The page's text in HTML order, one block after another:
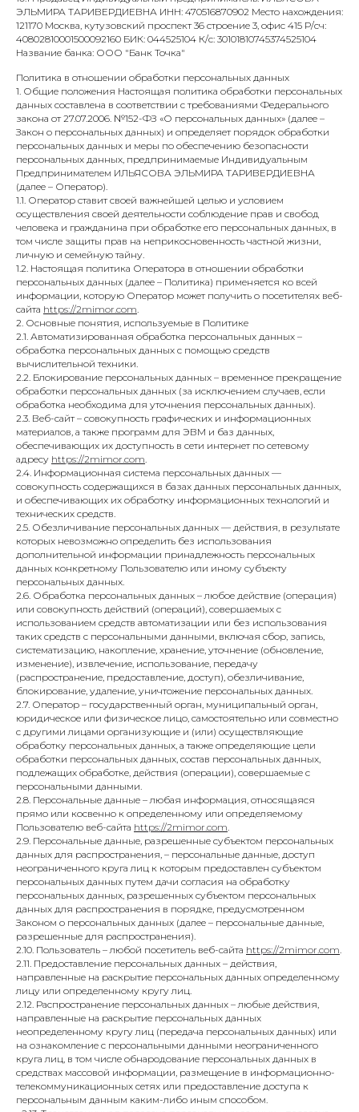
ЭЛЬМИРА ТАРИВЕРДИЕВНА ИНН: 470516870902 Место нахождения:
121170 Москва, кутузовский проспект 36 строение 3, офис 415 Р/сч:
40802810001500092160 БИК: 044525104 К/с: 30101810745374525104
Название банка: ООО "Банк Точка"
Политика в отношении обработки персональных данных
1. Общие положения Настоящая политика обработки персональных
данных составлена в соответствии с требованиями Федерального
закона от 27.07.2006. №152-ФЗ «О персональных данных» (далее –
Закон о персональных данных) и определяет порядок обработки
персональных данных и меры по обеспечению безопасности
персональных данных, предпринимаемые Индивидуальным
Предпринимателем ИЛЬЯСОВА ЭЛЬМИРА ТАРИВЕРДИЕВНА
(далее – Оператор).
1.1. Оператор ставит своей важнейшей целью и условием
осуществления своей деятельности соблюдение прав и свобод
человека и гражданина при обработке его персональных данных, в
том числе защиты прав на неприкосновенность частной жизни,
личную и семейную тайну.
1.2. Настоящая политика Оператора в отношении обработки
персональных данных (далее – Политика) применяется ко всей
информации, которую Оператор может получить о посетителях веб-
сайта https://2mimor.com.
2. Основные понятия, используемые в Политике
2.1. Автоматизированная обработка персональных данных –
обработка персональных данных с помощью средств
вычислительной техники.
2.2. Блокирование персональных данных – временное прекращение
обработки персональных данных (за исключением случаев, если
обработка необходима для уточнения персональных данных).
2.3. Веб-сайт – совокупность графических и информационных
материалов, а также программ для ЭВМ и баз данных,
обеспечивающих их доступность в сети интернет по сетевому
адресу https://2mimor.com.
2.4. Информационная система персональных данных —
совокупность содержащихся в базах данных персональных данных,
и обеспечивающих их обработку информационных технологий и
технических средств.
2.5. Обезличивание персональных данных — действия, в результате
которых невозможно определить без использования
дополнительной информации принадлежность персональных
данных конкретному Пользователю или иному субъекту
персональных данных.
2.6. Обработка персональных данных – любое действие (операция)
или совокупность действий (операций), совершаемых с
использованием средств автоматизации или без использования
таких средств с персональными данными, включая сбор, запись,
систематизацию, накопление, хранение, уточнение (обновление,
изменение), извлечение, использование, передачу
(распространение, предоставление, доступ), обезличивание,
блокирование, удаление, уничтожение персональных данных.
2.7. Оператор – государственный орган, муниципальный орган,
юридическое или физическое лицо, самостоятельно или совместно
с другими лицами организующие и (или) осуществляющие
обработку персональных данных, а также определяющие цели
обработки персональных данных, состав персональных данных,
подлежащих обработке, действия (операции), совершаемые с
персональными данными.
2.8. Персональные данные – любая информация, относящаяся
прямо или косвенно к определенному или определяемому
Пользователю веб-сайта https://2mimor.com.
2.9. Персональные данные, разрешенные субъектом персональных
данных для распространения, – персональные данные, доступ
неограниченного круга лиц к которым предоставлен субъектом
персональных данных путем дачи согласия на обработку
персональных данных, разрешенных субъектом персональных
данных для распространения в порядке, предусмотренном
Законом о персональных данных (далее – персональные данные,
разрешенные для распространения).
2.10. Пользователь – любой посетитель веб-сайта https://2mimor.com.
2.11. Предоставление персональных данных – действия,
направленные на раскрытие персональных данных определенному
лицу или определенному кругу лиц.
2.12. Распространение персональных данных – любые действия,
направленные на раскрытие персональных данных
неопределенному кругу лиц (передача персональных данных) или
на ознакомление с персональными данными неограниченного
круга лиц, в том числе обнародование персональных данных в
средствах массовой информации, размещение в информационно-
телекоммуникационных сетях или предоставление доступа к
персональным данным каким-либо иным способом.